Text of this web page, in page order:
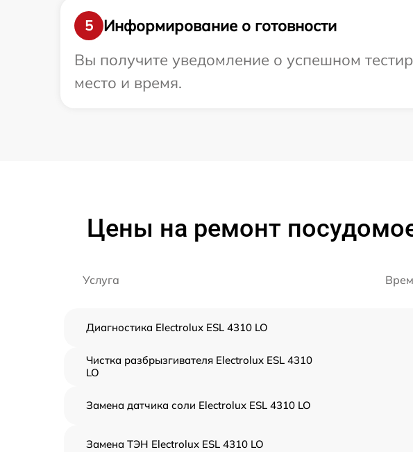
5
Информирование о готовности
Вы получите уведомление о успешном
место и время.
Цены на ремонт
Услуга
Диагностика Electrolux ESL 4310 LO
Чистка разбрызгивателя Electrolux ESL 4310
LO
Замена датчика соли Electrolux ESL 4310 LO
Замена ТЭН Electrolux ESL 4310 LO